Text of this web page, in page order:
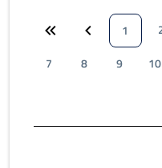
1
7
8 9 10